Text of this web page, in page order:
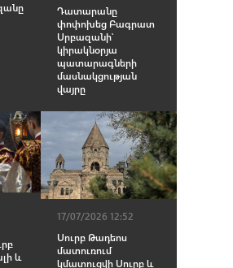
Դատարանը
փոփոխեց Բագրատ
Սրբազանի՝
կիրակնօրյա
պատարագների
մասնակցության
վայրը
և
17/07/2026 12:52
Սուրբ Թադեոս
մատուռում
կմատուցվի Սուրբ և